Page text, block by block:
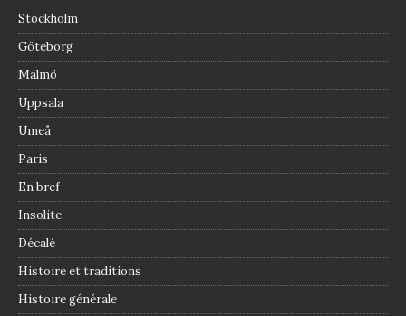
Stockholm
Göteborg
Malmö
Uppsala
Umeå
Paris
En bref
Insolite
Décalé
Histoire et traditions
Histoire générale